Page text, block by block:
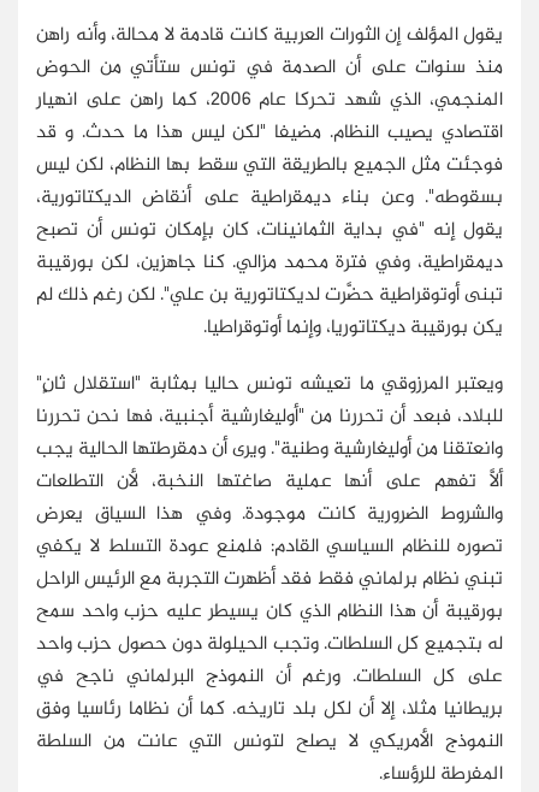
يقول المؤلف إن الثورات العربية كانت قادمة لا محالة، وأنه راهن
منذ سنوات على أن الصدمة في تونس ستأتي من الحوض
المنجمي، الذي شهد تحركا عام 2006، كما راهن على انهيار
اقتصادي يصيب النظام. مضيفا "لكن ليس هذا ما حدث. و قد
فوجئت مثل الجميع بالطريقة التي سقط بها النظام، لكن ليس
بسقوطه". وعن بناء ديمقراطية على أنقاض الديكتاتورية،
يقول إنه "في بداية الثمانينات، كان بإمكان تونس أن تصبح
ديمقراطية، وفي فترة محمد مزالي. كنا جاهزين، لكن بورقيبة
تبنى أوتوقراطية حضَّرت لديكتاتورية بن علي". لكن رغم ذلك لم
يكن بورقيبة ديكتاتوريا، وإنما أوتوقراطيا.
ويعتبر المرزوقي ما تعيشه تونس حاليا بمثابة "استقلال ثانٍ"
للبلاد، فبعد أن تحررنا من "أوليغارشية أجنبية، فها نحن تحررنا
وانعتقنا من أوليغارشية وطنية". ويرى أن دمقرطتها الحالية يجب
ألاَّ تفهم على أنها عملية صاغتها النخبة، لأن التطلعات
والشروط الضرورية كانت موجودة. وفي هذا السياق يعرض
تصوره للنظام السياسي القادم: فلمنع عودة التسلط لا يكفي
تبني نظام برلماني فقط فقد أظهرت التجربة مع الرئيس الراحل
بورقيبة أن هذا النظام الذي كان يسيطر عليه حزب واحد سمح
له بتجميع كل السلطات. وتجب الحيلولة دون حصول حزب واحد
على كل السلطات. ورغم أن النموذج البرلماني ناجح في
بريطانيا مثلا، إلا أن لكل بلد تاريخه. كما أن نظاما رئاسيا وفق
النموذج الأمريكي لا يصلح لتونس التي عانت من السلطة
المفرطة للرؤساء.